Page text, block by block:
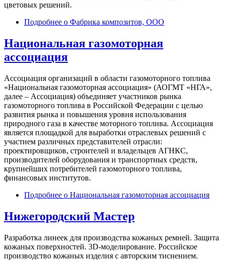
цветовых решений.
Подробнее о Фабрика композитов, ООО
Национальная газомоторная
ассоциация
Ассоциация организаций в области газомоторного топлива
«Национальная газомоторная ассоциация» (АОГМТ «НГА»,
далее – Ассоциация) объединяет участников рынка
газомоторного топлива в Российской Федерации с целью
развития рынка и повышения уровня использования
природного газа в качестве моторного топлива. Ассоциация
является площадкой для выработки отраслевых решений с
участием различных представителей отрасли:
проектировщиков, строителей и владельцев АГНКС,
производителей оборудования и транспортных средств,
крупнейших потребителей газомоторного топлива,
финансовых институтов.
Подробнее о Национальная газомоторная ассоциация
Нижегородский Мастер
Разработка линеек для производства кожаных ремней. Защита
кожаных поверхностей. 3D-моделирование. Российское
производство кожаных изделия с авторским тиснением.